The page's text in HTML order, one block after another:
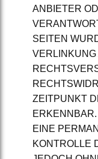
ANBIETER
SEITEN
VERLINKUNG
ZEITPUNKT
ERKENNBAR.
EINE
KONTROLLE